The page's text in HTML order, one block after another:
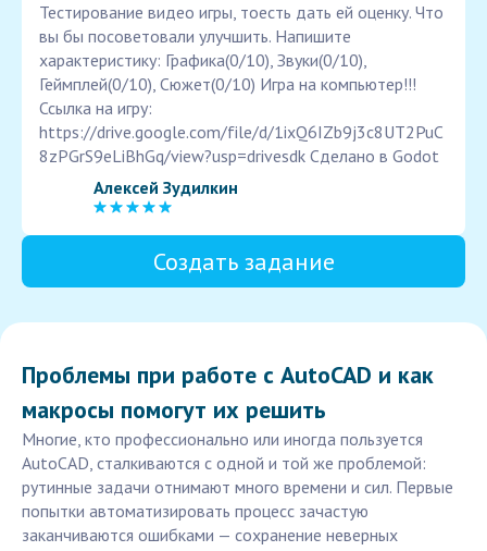
Тестирование видео игры, тоесть дать ей оценку. Что
вы бы посоветовали улучшить. Напишите
характеристику: Графика(0/10), Звуки(0/10),
Геймплей(0/10), Сюжет(0/10) Игра на компьютер!!!
Ссылка на игру:
https://drive.google.com/file/d/1ixQ6IZb9j3c8UT2PuC
8zPGrS9eLiBhGq/view?usp=drivesdk Сделано в Godot
Алексей Зудилкин
Создать задание
Проблемы при работе с AutoCAD и как
макросы помогут их решить
Многие, кто профессионально или иногда пользуется
AutoCAD, сталкиваются с одной и той же проблемой:
рутинные задачи отнимают много времени и сил. Первые
попытки автоматизировать процесс зачастую
заканчиваются ошибками — сохранение неверных